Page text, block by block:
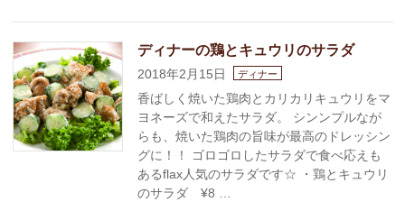
ディナーの鶏とキュウリのサラダ
2018年2月15日 ディナー
香ばしく焼いた鶏肉とカリカリキュウリをマ
ヨネーズで和えたサラダ。 シンンプルなが
らも、焼いた鶏肉の旨味が最高のドレッシン
グに！！ ゴロゴロしたサラダで食べ応えも
あるflax人気のサラダです☆ ・鶏とキュウリ
のサラダ ¥8 …